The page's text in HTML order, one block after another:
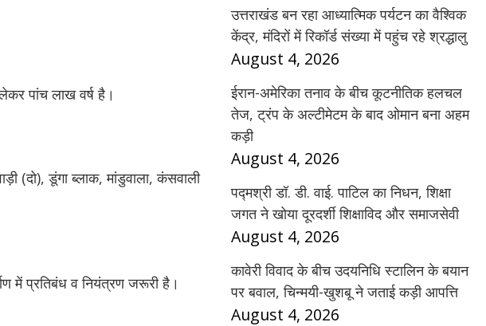
पांच लाख वर्ष है।
(दो), डूंगा ब्लाक, मांडुवाला, कंसवाली
में प्रतिबंध व नियंत्रण जरूरी है।
उत्तराखंड बन रहा आध्यात्मिक पर्यटन का वैश्विक
केंद्र, मंदिरों में रिकॉर्ड संख्या में पहुंच रहे श्रद्धालु
August 4, 2026
ईरान-अमेरिका तनाव के बीच कूटनीतिक हलचल
तेज, ट्रंप के अल्टीमेटम के बाद ओमान बना अहम
कड़ी
August 4, 2026
पद्मश्री डॉ. डी. वाई. पाटिल का निधन, शिक्षा
जगत ने खोया दूरदर्शी शिक्षाविद और समाजसेवी
August 4, 2026
कावेरी विवाद के बीच उदयनिधि स्टालिन के बयान
पर बवाल, चिन्मयी-खुशबू ने जताई कड़ी आपत्ति
August 4, 2026